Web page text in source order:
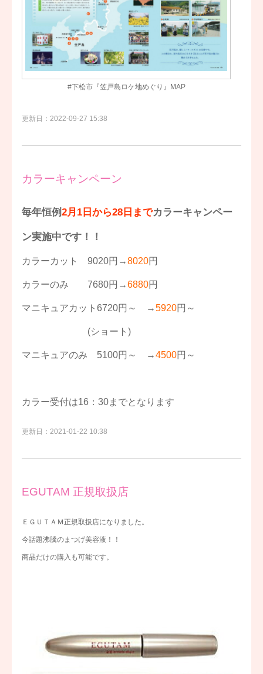
#下松市『笠戸島ロケ地めぐり』MAP
更新日：2022-09-27 15:38
カラーキャンペーン
毎年恒例2月1日から28日までカラーキャンペー
ン実施中です！！
カラーカット 9020円→8020円
カラーのみ 7680円→6880円
マニキュアカット6720円～ →5920円～
(ショート)
マニキュアのみ 5100円～ →4500円～
カラー受付は16：30までとなります
更新日：2021-01-22 10:38
EGUTAM 正規取扱店
ＥＧＵＴＡＭ正規取扱店になりました。
今話題沸騰のまつげ美容液！！
商品だけの購入も可能です。